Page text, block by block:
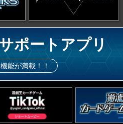
ポートアプリ
能が満載！！